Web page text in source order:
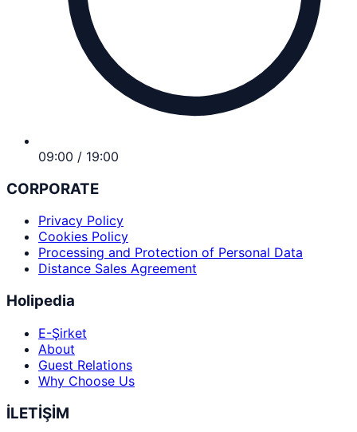
09:00 / 19:00
CORPORATE
Privacy Policy
Cookies Policy
Processing and Protection of Personal Data
Distance Sales Agreement
Holipedia
E-Şirket
About
Guest Relations
Why Choose Us
İLETİŞİM